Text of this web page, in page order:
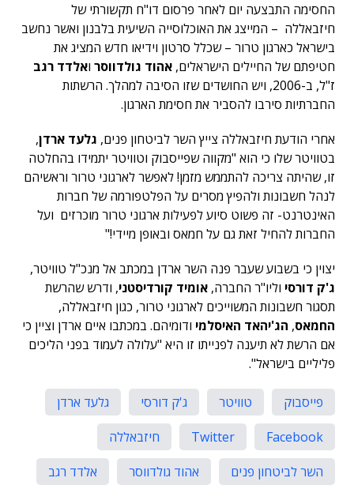
החסימה התבצעה יום לאחר פרסום דו"ח תקשורתי של
חיזבאללה – המייצג את האוכלוסייה השיעית בלבנון ואשר נחשב
בישראל כארגון טרור – שכלל סרטון וידיאו חדש המציג את
חטיפתם של החיילים הישראלים, אהוד גולדווסר ואלדד רגב
ז"ל, ב-2006, ויש החושדים שזו הסיבה למהלך. הרשתות
החברתיות סירבו להסביר את חסימת הארגון.
אחרי הודעת חיזבאללה צייץ השר לביטחון פנים, גלעד ארדן,
בטוויטר שלו כי הוא "מקווה שפייסבוק וטוויטר יתמידו בהחלטה
זו, שהיתה צריכה להתממש מזמן! לאפשר לארגוני טרור וראשיהם
לנהל חשבונות ולהפיץ מסרים על הפלטפורמה של חברות
האינטרנט- זה פשוט סיוע לפעילות ארגוני טרור מוכרזים ועל
החברות להחיל זאת גם על חמאס ובאופן מיידי!"
יצוין כי בשבוע שעבר פנה השר ארדן במכתב אל מנכ"ל טוויטר,
ג'ק דורסי וליו"ר החברה, אומיד קורדיסטני, ודרש שהרשת
תסגור חשבונות המשוייכים לארגוני טרור, כגון חיזבאללה,
החמאס, הג'יהאד האיסלמי ודומיהם. במכתבו איים ארדן וציין כי
אם הרשת לא תיענה לפנייתו זו היא "עלולה לעמוד בפני הליכים
פליליים בישראל".
פייסבוק טוויטר ג'ק דורסי
גלעד ארדן
Facebook
Twitter
חיזבאללה
השר לביטחון פנים
אהוד גולדווסר
אלדד רגב